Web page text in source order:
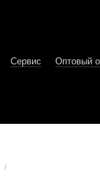
Сервис Оптовый
/